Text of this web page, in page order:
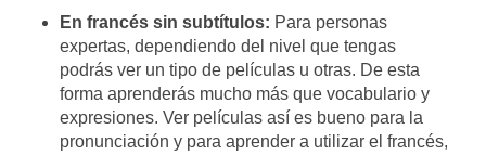
En francés sin subtítulos: Para personas
expertas, dependiendo del nivel que tengas
podrás ver un tipo de películas u otras. De esta
forma aprenderás mucho más que vocabulario y
expresiones. Ver películas así es bueno para la
pronunciación y para aprender a utilizar el francés,